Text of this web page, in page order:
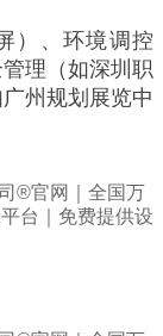
）、环境调控
理（如深圳职
州规划展览中